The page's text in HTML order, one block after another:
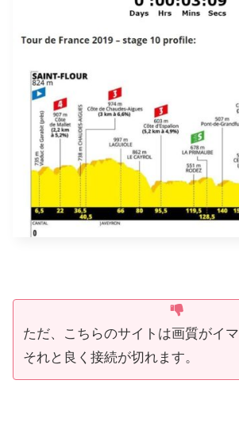
ただ、こちらのサイトは画質がイマ
それと良く接続が切れます。